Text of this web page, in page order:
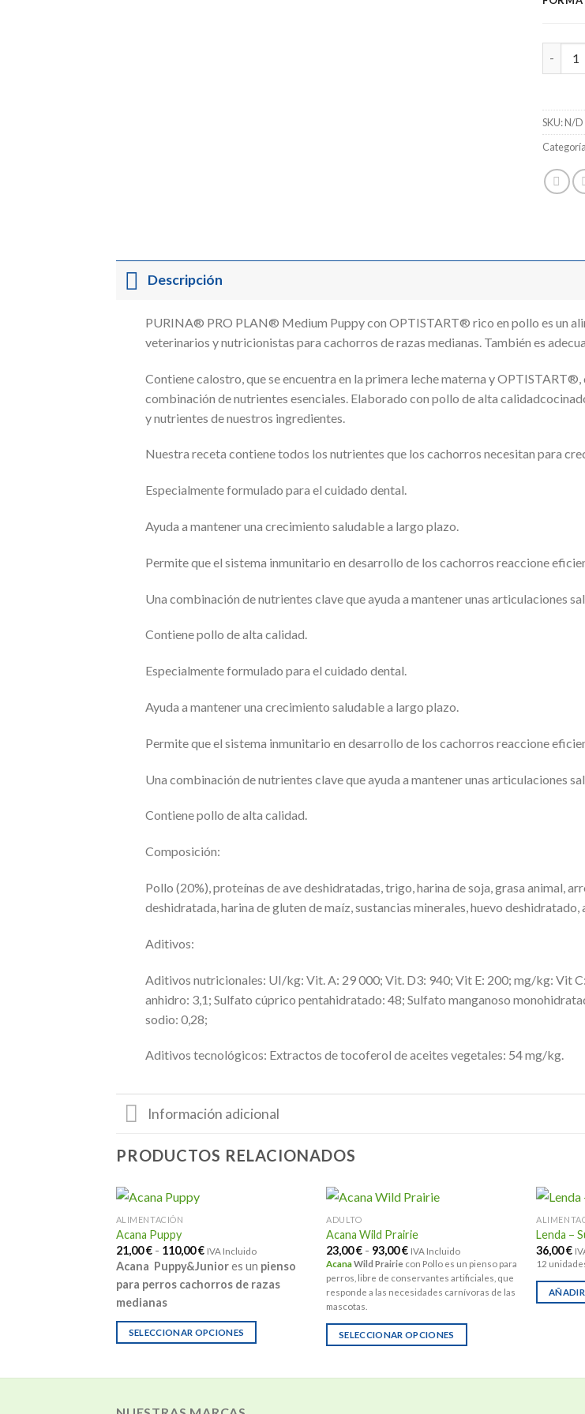
Purina
SKU:N/D
Descripción
PURINA® PRO PLAN® Medium Puppy con OPTISTART® rico en pollo es un
veterinarios y nutricionistas para cachorros de razas medianas. También es
Contiene calostro, que se encuentra en la primera leche materna y
combinación de nutrientes esenciales. Elaborado con pollo de alta
y nutrientes de nuestros ingredientes.
Nuestra receta contiene todos los nutrientes que los cachorros necesitan para
Especialmente formulado para el cuidado dental.
Ayuda a mantener una crecimiento saludable a largo plazo.
Permite que el sistema inmunitario en desarrollo de los cachorros reaccione
Una combinación de nutrientes clave que ayuda a mantener unas articulaciones
Contiene pollo de alta calidad.
Especialmente formulado para el cuidado dental.
Ayuda a mantener una crecimiento saludable a largo plazo.
Permite que el sistema inmunitario en desarrollo de los cachorros reaccione
Una combinación de nutrientes clave que ayuda a mantener unas articulaciones
Contiene pollo de alta calidad.
Composición:
Pollo (20%), proteínas de ave deshidratadas, trigo, harina de soja, grasa animal,
deshidratada, harina de gluten de maíz, sustancias minerales, huevo
Aditivos:
Aditivos nutricionales: UI/kg: Vit. A: 29 000; Vit. D3: 940; Vit E: 200; mg/kg: Vit
anhidro: 3,1; Sulfato cúprico pentahidratado: 48; Sulfato manganoso
sodio: 0,28;
Aditivos tecnológicos: Extractos de tocoferol de aceites vegetales: 54 mg/kg.
Información adicional
PRODUCTOS RELACIONADOS
ALIMENTACIÓN
Acana Puppy
21,00€ - 110,00€Rango
de
precios:
desde
IVA Incluido
Acana Puppy&Juniores un pienso
para perros cachorros de razas
medianas
SELECCIONAR OPCIONES
múltiples
ADULTO
Acana Wild Prairie
23,00€ - 93,00€Rango
de
precios:
desde
23,00 €
IVA Incluido
AcanaWild Prairie con Pollo es un pienso para
perros, libre de conservantes artificiales, que
responde a las necesidades carnívoras de las
mascotas.
SELECCIONAR OPCIONES
Lenda –
36,00€
12